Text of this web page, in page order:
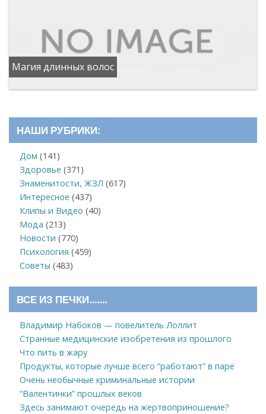
Магия длинных волос
НАШИ РУБРИКИ:
Дом (141)
Здоровье (371)
Знаменитости, ЖЗЛ (617)
Интересное (437)
Клипы и Видео (40)
Мода (213)
Новости (770)
Психология (459)
Советы (483)
ВСЕ ИЗ ПЕЧКИ…….
Владимир Набоков — повелитель Лоллит
Странные медицинские изобретения из прошлого
Что пить в жару
Продукты, которые лучше всего “работают” в паре
Очень необычные криминальные истории
“Валентинки” прошлых веков
Здесь занимают очередь на жертвоприношение?